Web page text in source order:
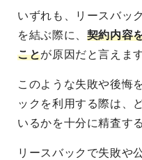
いずれも、リースバッ
を結ぶ際に、 契約内容
ことが原因だと言えます
このような失敗や後悔
ックを利用する際は、
いるかを十分に精査す
リースバックで失敗や